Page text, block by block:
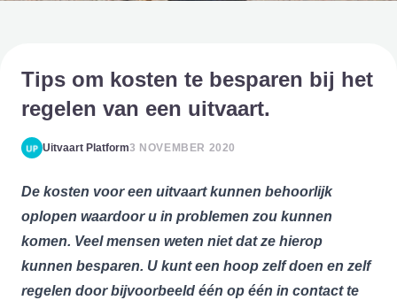
Tips om kosten te besparen bij het
regelen van een uitvaart.
Uitvaart Platform3 NOVEMBER 2020
De kosten voor een uitvaart kunnen behoorlijk
oplopen waardoor u in problemen zou kunnen
komen. Veel mensen weten niet dat ze hierop
kunnen besparen. U kunt een hoop zelf doen en zelf
regelen door bijvoorbeeld één op één in contact te